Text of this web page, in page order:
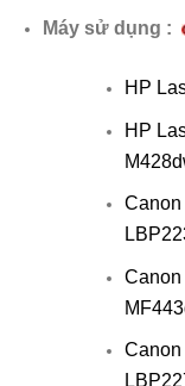
Máy sử dụng :
HP
HP